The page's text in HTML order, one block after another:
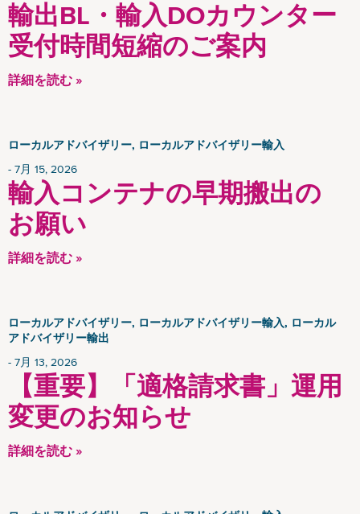
輸出BL・輸入DOカウンター
受付時間短縮のご案内
詳細を読む »
ローカルアドバイザリー, ローカルアドバイザリー輸入
7月 15, 2026
輸入コンテナの早期搬出の
お願い
詳細を読む »
ローカルアドバイザリー, ローカルアドバイザリー輸入, ローカル
アドバイザリー輸出
7月 13, 2026
【重要】「適格請求書」運用
変更のお知らせ
詳細を読む »